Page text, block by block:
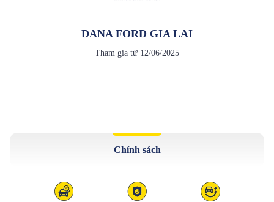
DANA FORD GIA LAI
Tham gia từ 12/06/2025
Chính sách